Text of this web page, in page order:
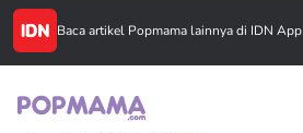
Baca artikel Popmama lainnya di IDN App